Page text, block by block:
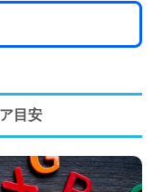
目安